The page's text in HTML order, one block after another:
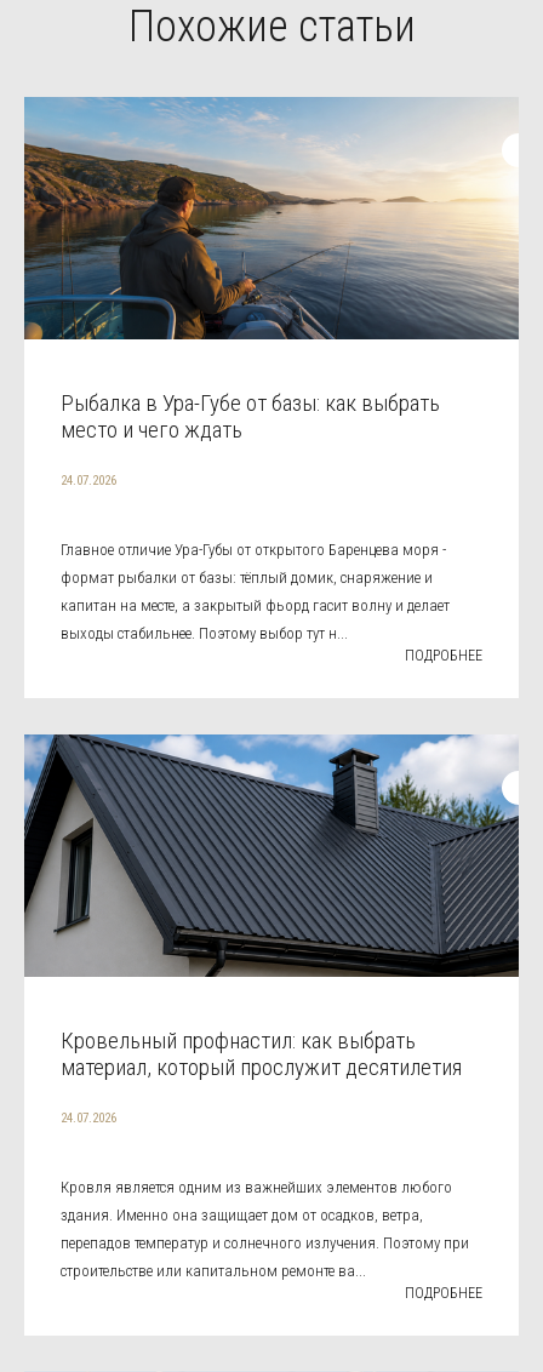
Похожие статьи
Рыбалка в Ура-Губе от базы: как выбрать
место и чего ждать
24.07.2026
Главное отличие Ура-Губы от открытого Баренцева моря -
формат рыбалки от базы: тёплый домик, снаряжение и
капитан на месте, а закрытый фьорд гасит волну и делает
выходы стабильнее. Поэтому выбор тут н...
ПОДРОБНЕЕ
Кровельный профнастил: как выбрать
материал, который прослужит десятилетия
24.07.2026
Кровля является одним из важнейших элементов любого
здания. Именно она защищает дом от осадков, ветра,
перепадов температур и солнечного излучения. Поэтому при
строительстве или капитальном ремонте ва...
ПОДРОБНЕЕ